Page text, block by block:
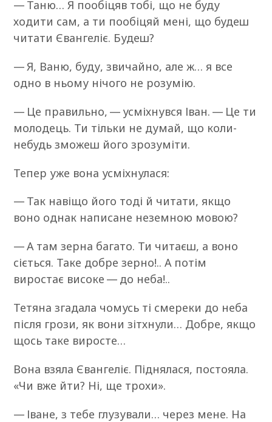
— Таню… Я пообіцяв тобі, що не буду
ходити сам, а ти пообіцяй мені, що будеш
читати Євангеліє. Будеш?
— Я, Ваню, буду, звичайно, але ж… я все
одно в ньому нічого не розумію.
— Це правильно, — усміхнувся Іван. — Це ти
молодець. Ти тільки не думай, що коли-
небудь зможеш його зрозуміти.
Тепер уже вона усміхнулася:
— Так навіщо його тоді й читати, якщо
воно однак написане неземною мовою?
— А там зерна багато. Ти читаєш, а воно
сіється. Таке добре зерно!.. А потім
виростає високе — до неба!..
Тетяна згадала чомусь ті смереки до неба
після грози, як вони зітхнули… Добре, якщо
щось таке виросте…
Вона взяла Євангеліє. Піднялася, постояла.
«Чи вже йти? Ні, ще трохи».
— Іване, з тебе глузували… через мене. На